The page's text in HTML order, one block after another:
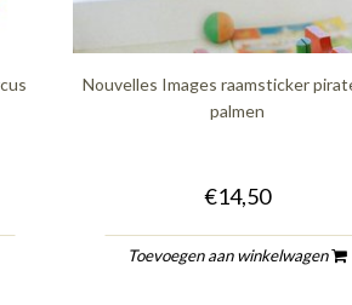
Nouvelles Images raamsticker
palmen
€14,50
Toevoegen aan winkelwagen